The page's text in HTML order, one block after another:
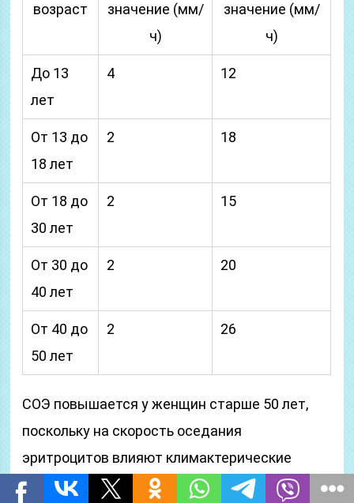
возраст
значение (мм/
ч)
значение (мм/
ч)
До 13
лет
4 12
От 13 до
18 лет
2 18
От 18 до
30 лет
2 15
От 30 до
40 лет
2 20
От 40 до
50 лет
2 26
СОЭ повышается у женщин старше 50 лет,
поскольку на скорость оседания
эритроцитов влияют климактерические
изменения.